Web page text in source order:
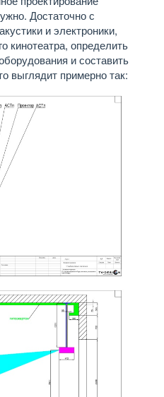
Достаточно с
и электроники,
кинотеатра, определить
и составить
выглядит примерно так: